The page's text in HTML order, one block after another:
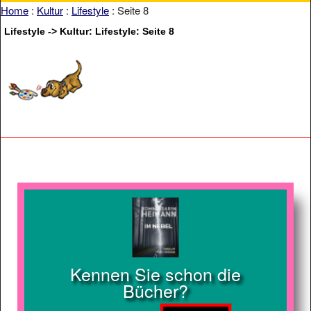
Home : Kultur : Lifestyle : Seite 8
Lifestyle -> Kultur: Lifestyle: Seite 8
Kennen Sie schon die
Bücher?